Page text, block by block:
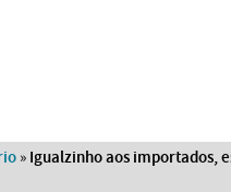
» Igualzinho aos importados,